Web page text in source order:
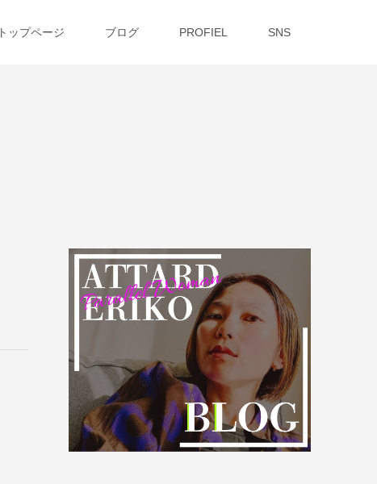
トップページ ブログ PROFIEL SNS